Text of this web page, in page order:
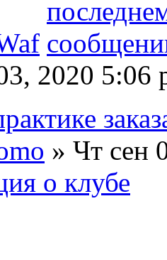
2020 5:06
» Чт сен
о клубе